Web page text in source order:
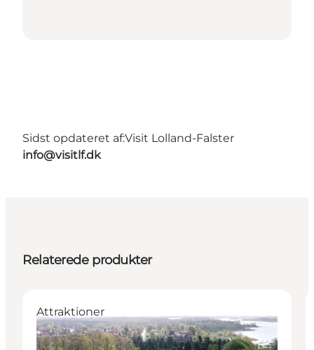
Sidst opdateret af:Visit Lolland-Falster
info@visitlf.dk
Relaterede produkter
Attraktioner